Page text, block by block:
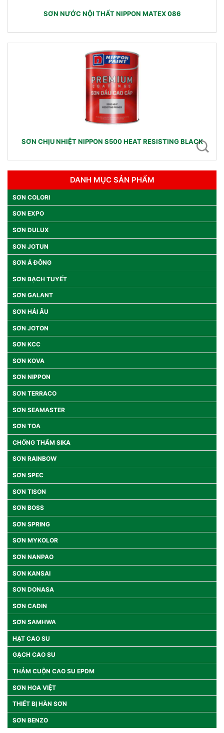
SƠN NƯỚC NỘI THẤT NIPPON MATEX 086
SƠN CHỊU NHIỆT NIPPON S500 HEAT RESISTING BLACK
DANH MỤC SẢN PHẨM
SƠN COLORI
SƠN EXPO
SƠN DULUX
SƠN JOTUN
SƠN Á ĐÔNG
SƠN BẠCH TUYẾT
SƠN GALANT
SƠN HẢI ÂU
SƠN JOTON
SƠN KCC
SƠN KOVA
SƠN NIPPON
SƠN TERRACO
SƠN SEAMASTER
SƠN TOA
CHỐNG THẤM SIKA
SƠN RAINBOW
SƠN SPEC
SƠN TISON
SƠN BOSS
SƠN SPRING
SƠN MYKOLOR
SƠN NANPAO
SƠN KANSAI
SƠN DONASA
SƠN CADIN
SƠN SAMHWA
HẠT CAO SU
GẠCH CAO SU
THẢM CUỘN CAO SU EPDM
SƠN HOA VIỆT
THIẾT BỊ HÀN SƠN
SƠN BENZO